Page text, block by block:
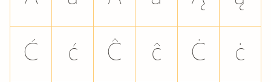
Ć ć Ĉ ĉ Ċ ċ